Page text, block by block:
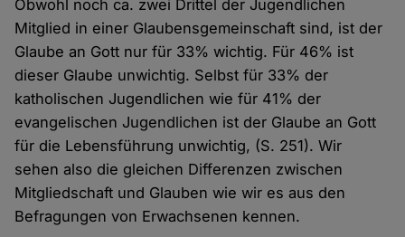
Obwohl noch ca. zwei Drittel der Jugendlichen
Mitglied in einer Glaubensgemeinschaft sind, ist der
Glaube an Gott nur für 33% wichtig. Für 46% ist
dieser Glaube unwichtig. Selbst für 33% der
katholischen Jugendlichen wie für 41% der
evangelischen Jugendlichen ist der Glaube an Gott
für die Lebensführung unwichtig, (S. 251). Wir
sehen also die gleichen Differenzen zwischen
Mitgliedschaft und Glauben wie wir es aus den
Befragungen von Erwachsenen kennen.